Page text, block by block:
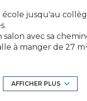
jusqu'au
avec sa
à manger de 27
en enfilades
et atelier.
AFFICHER PLUS